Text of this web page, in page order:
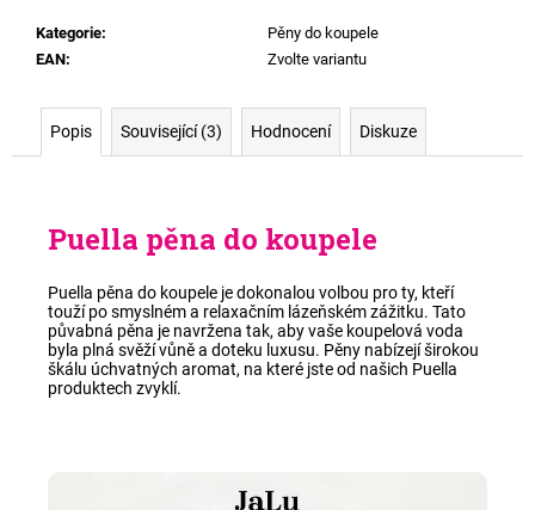
Kategorie:
Pěny do koupele
EAN: Zvolte variantu
Popis Související (3) Hodnocení Diskuze
Puella pěna do koupele
Puella pěna do koupele je dokonalou volbou pro ty, kteří
touží posmyslném a relaxačním lázeňském zážitku. Tato
půvabná pěna je navržena tak, aby vaše koupelová voda
byla plná svěží vůně a doteku luxusu. Pěny nabízejíširokou
škálu úchvatných aromat, na které jste od našich Puella
produktech zvyklí.